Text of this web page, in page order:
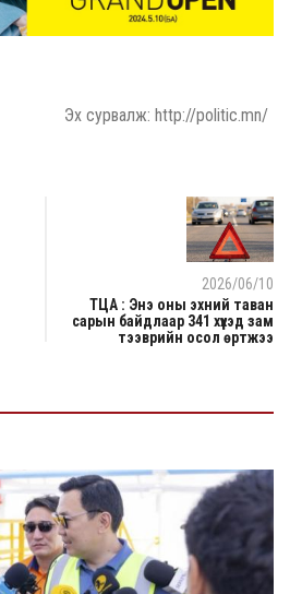
Эх сурвалж: http://politic.mn/
2026/06/10
ТЦА : Энэ оны эхний таван
сарын байдлаар 341 хүүхэд зам
тээврийн осол өртжээ